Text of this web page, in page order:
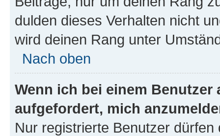
dulden dieses Verhalten nicht
wird deinen Rang unter
Nach oben
Wenn ich bei einem
aufgefordert, mich
Nur registrierte Benutzer